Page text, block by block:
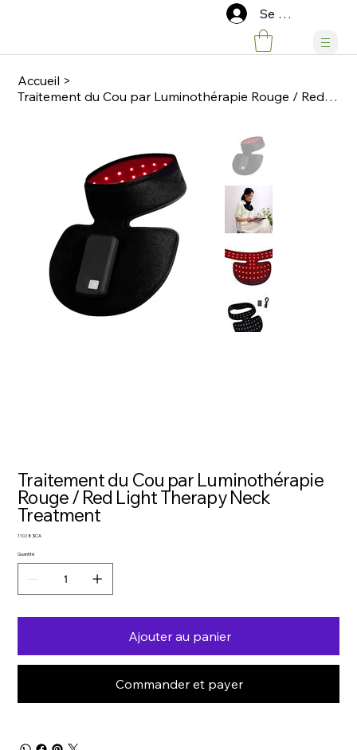
Se connecter
Accueil >
Traitement du Cou par Luminothérapie Rouge / Red Light Therapy Neck Treatment
Traitement du Cou par Luminothérapie
Rouge / Red Light Therapy Neck
Treatment
Prix
110,18 $CA
Quantité
Ajouter au panier
Commander et payer